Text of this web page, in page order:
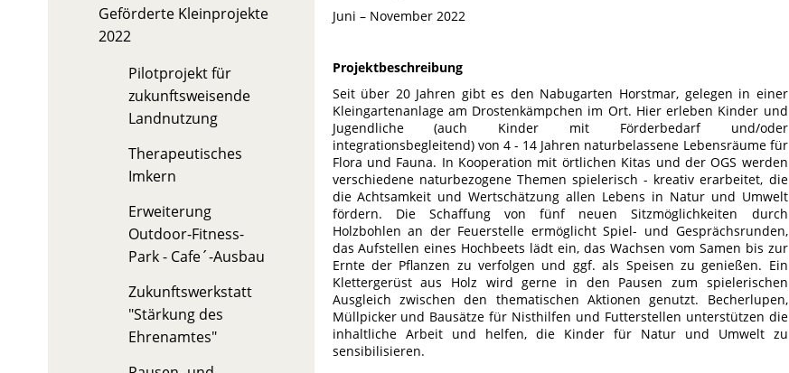
Geförderte Kleinprojekte
2022
Pilotprojekt für
zukunftsweisende
Landnutzung
Therapeutisches
Imkern
Erweiterung
Outdoor-Fitness-
Park - Cafe´-Ausbau
Zukunftswerkstatt
"Stärkung des
Ehrenamtes"
Juni – November 2022
Projektbeschreibung
Seit über 20 Jahren gibt es den Nabugarten Horstmar, gelegen in einer
Kleingartenanlage am Drostenkämpchen im Ort. Hier erleben Kinder und
Jugendliche (auch Kinder mit Förderbedarf und/oder
integrationsbegleitend) von 4 - 14 Jahren naturbelassene Lebensräume für
Flora und Fauna. In Kooperation mit örtlichen Kitas und der OGS werden
verschiedene naturbezogene Themen spielerisch - kreativ erarbeitet, die
die Achtsamkeit und Wertschätzung allen Lebens in Natur und Umwelt
fördern. Die Schaffung von fünf neuen Sitzmöglichkeiten durch
Holzbohlen an der Feuerstelle ermöglicht Spiel- und Gesprächsrunden,
das Aufstellen eines Hochbeets lädt ein, das Wachsen vom Samen bis zur
Ernte der Pflanzen zu verfolgen und ggf. als Speisen zu genießen. Ein
Klettergerüst aus Holz wird gerne in den Pausen zum spielerischen
Ausgleich zwischen den thematischen Aktionen genutzt. Becherlupen,
Müllpicker und Bausätze für Nisthilfen und Futterstellen unterstützen die
inhaltliche Arbeit und helfen, die Kinder für Natur und Umwelt zu
sensibilisieren.